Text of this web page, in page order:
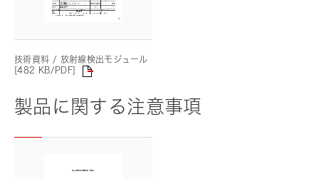
技術資料 / 放射線検出モジュール
[482 KB/PDF]
製品に関する注意事項